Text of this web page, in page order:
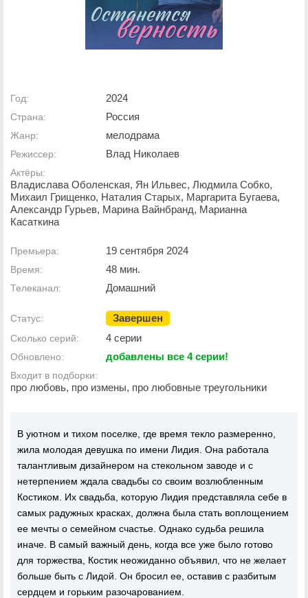
Год: 2024
Страна: Россия
Жанр: мелодрама
Режиссер: Влад Николаев
Актёры:
Владислава Оболенская, Ян Ильвес, Людмила Собко,
Михаил Грищенко, Наталия Старых, Маргарита Бугаева,
Александр Гурьев, Марина Вайнбранд, Марианна
Касаткина
Премьера: 19 сентября 2024
Время: 48 мин.
Телеканал: Домашний
Статус: Завершен
Сколько серий: 4 серии
Обновлено: добавлены все 4 серии!
Входит в подборки:
про любовь, про измены, про любовные треугольники
В уютном и тихом поселке, где время текло размеренно,
жила молодая девушка по имени Лидия. Она работала
талантливым дизайнером на стекольном заводе и с
нетерпением ждала свадьбы со своим возлюбленным
Костиком. Их свадьба, которую Лидия представляла себе в
самых радужных красках, должна была стать воплощением
ее мечты о семейном счастье. Однако судьба решила
иначе. В самый важный день, когда все уже было готово
для торжества, Костик неожиданно объявил, что не желает
больше быть с Лидой. Он бросил ее, оставив с разбитым
сердцем и горьким разочарованием.